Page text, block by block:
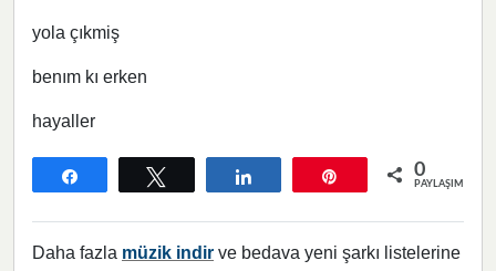
yola çıkmiş
benım kı erken
hayaller
0
PAYLAŞIMLAR
Daha fazla müzik indir ve bedava yeni şarkı listelerine